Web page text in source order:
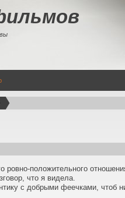
ровно-положительного
что я видела.
с добрыми феечками, чтоб